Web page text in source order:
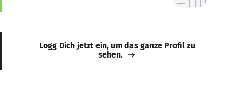
Logg Dich jetzt ein, um das ganze Profil zu
sehen.